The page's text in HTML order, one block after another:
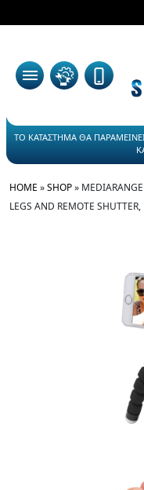
ΤΟ ΚΑΤΑΣΤΗΜΑ ΘΑ
HOME »SHOP»
LEGS AND REMOTE